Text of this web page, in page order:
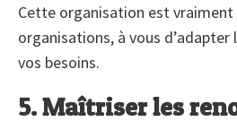
Cette organisation est vraiment
organisations, à vous d’adapter
vos besoins.
5. Maîtriser les